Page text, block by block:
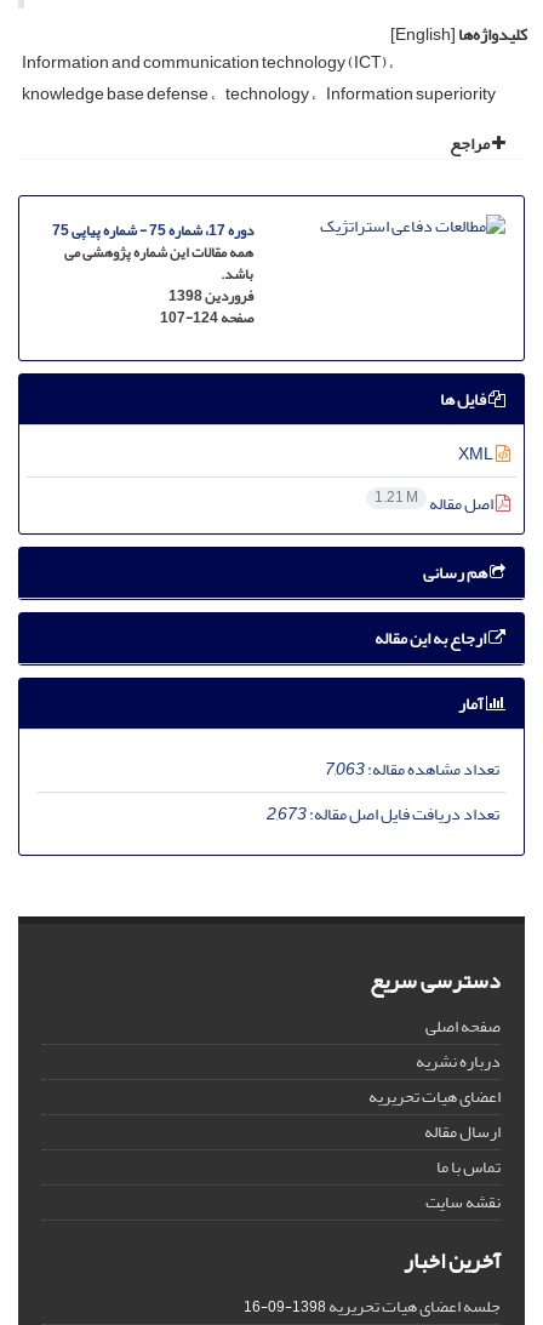
کلیدواژه‌ها[English]
Information and communication technology (ICT)
knowledge base defense technology Information superiority
مراجع
دوره 17، شماره 75 - شماره پیاپی 75
همه مقالات این شماره پژوهشی می
باشد.
فروردین 1398
صفحه107-124
فایل ها
اصل مقاله 1.21 M
هم رسانی
ارجاع به این مقاله
آمار
تعداد مشاهده مقاله:7,063
تعداد دریافت فایل اصل مقاله:2,673
دسترسی سریع
صفحه اصلی
درباره نشریه
اعضای هیات تحریریه
ارسال مقاله
تماس با ما
نقشه سایت
آخرین اخبار
جلسه اعضای هیات تحریریه1398-09-16